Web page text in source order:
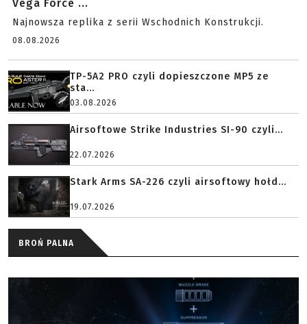
Vega Force ...
Najnowsza replika z serii Wschodnich Konstrukcji.
08.08.2026
TP-5A2 PRO czyli dopieszczone MP5 ze
sta...
03.08.2026
Airsoftowe Strike Industries SI-90 czyli...
22.07.2026
Stark Arms SA-226 czyli airsoftowy hołd...
19.07.2026
BROŃ PALNA